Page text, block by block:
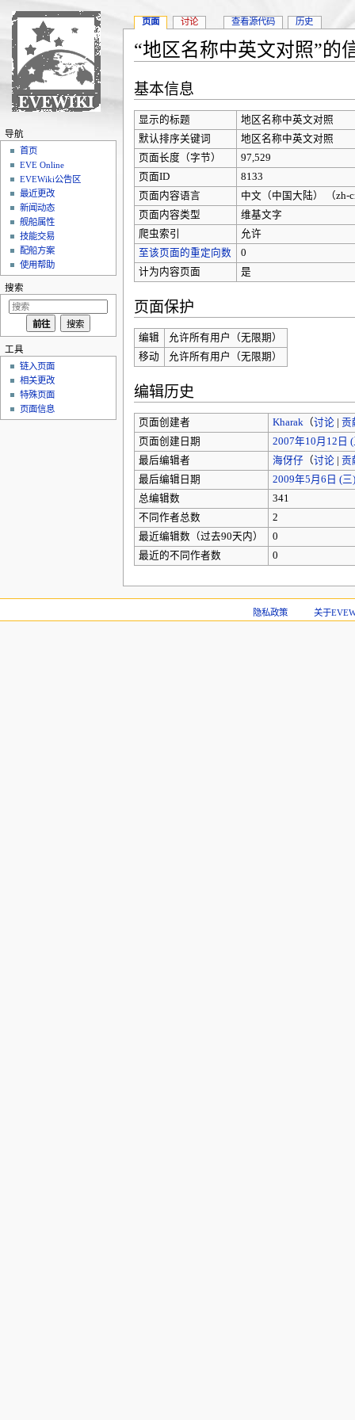
“地区名称中英文对照”的
基本信息
显示的标题
地区名称中英文对照
默认排序关键词
地区名称中英文对照
页面长度（字节）
97,529
页面ID
8133
页面内容语言
中文（中国大陆）‎ （zh-
页面内容类型
维基文字
爬虫索引
允许
至该页面的重定向数
0
计为内容页面
是
页面保护
编辑
允许所有用户（无限期）
移动
允许所有用户（无限期）
编辑历史
页面创建者 Kharak（讨论| 贡
页面创建日期
2007年10月12日
最后编辑者
海伢仔（讨论| 贡
最后编辑日期
2009年5月6日 (三
总编辑数
341
不同作者总数
2
最近编辑数（过去90天内）
0
最近的不同作者数
0
页面 讨论 查看源代码 历史
导航
首页
EVE Online
EVEWiki公告区
最近更改
新闻动态
舰船属性
技能交易
配船方案
使用帮助
搜索
工具
链入页面
相关更改
特殊页面
页面信息
隐私政策 关于